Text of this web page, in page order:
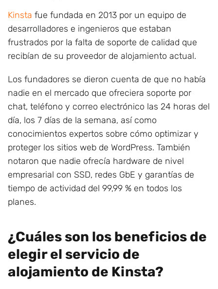
Kinsta fue fundada en 2013 por un equipo de
desarrolladores e ingenieros que estaban
frustrados por la falta de soporte de calidad que
recibían de su proveedor de alojamiento actual.
Los fundadores se dieron cuenta de que no había
nadie en el mercado que ofreciera soporte por
chat, teléfono y correo electrónico las 24 horas del
día, los 7 días de la semana, así como
conocimientos expertos sobre cómo optimizar y
proteger los sitios web de WordPress. También
notaron que nadie ofrecía hardware de nivel
empresarial con SSD, redes GbE y garantías de
tiempo de actividad del 99,99 % en todos los
planes.
¿Cuáles son los beneficios de
elegir el servicio de
alojamiento de Kinsta?